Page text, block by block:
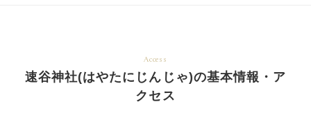
Access
速谷神社(はやたにじんじゃ)の基本情報・ア
クセス